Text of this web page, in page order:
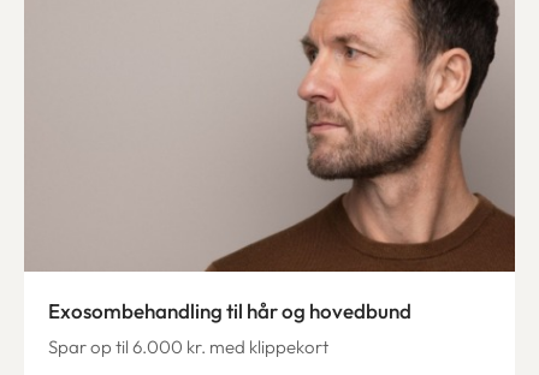
Exosombehandling til hår og hovedbund
Spar op til 6.000 kr. med klippekort